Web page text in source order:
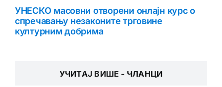
УНЕСКО масовни отворени онлајн курс о
спречавању незаконите трговине
културним добрима
УЧИТАЈ ВИШЕ - ЧЛАНЦИ